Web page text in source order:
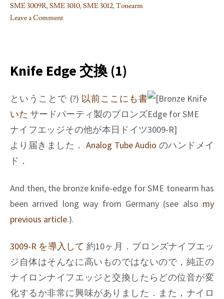
SME 3009R,SME 3010,SME 3012,Tonearm
Leave a Comment
交
換
Knife Edge 交換 (1)
ということで (?) 以前ここにも書
いた サードパーティ製のブロンズ
ナイフエッジその他が本日ドイツ
より届きました．Analog Tube Audio のハンドメイ
ド．
And then, the bronze knife-edge for SME tonearm has
been arrived long way from Germany (see also my
previous article.).
3009-R を導入して 約10ヶ月．ブロンズナイフエッ
ジ自体はそんなに高いものではないので，純正の
ナイロンナイフエッジと交換したらどの位音が変
化するか非常に興味がありました．また，ナイロ